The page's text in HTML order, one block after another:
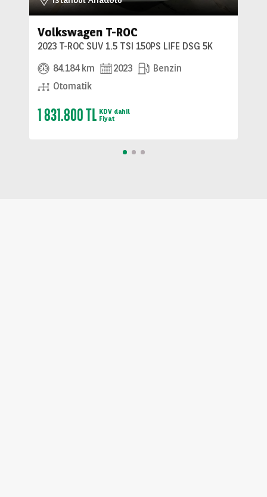
Volkswagen T-ROC
2023 T-ROC SUV 1.5 TSI 150PS LIFE DSG 5K
84.184 km
2023
Benzin
Otomatik
1 831.800 TL KDV dahil
Fiyat